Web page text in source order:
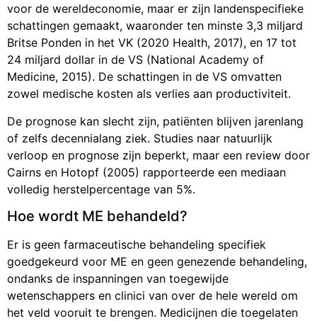
voor de wereldeconomie, maar er zijn landenspecifieke
schattingen gemaakt, waaronder ten minste 3,3 miljard
Britse Ponden in het VK (2020 Health, 2017), en 17 tot
24 miljard dollar in de VS (National Academy of
Medicine, 2015). De schattingen in de VS omvatten
zowel medische kosten als verlies aan productiviteit.
De prognose kan slecht zijn, patiënten blijven jarenlang
of zelfs decennialang ziek. Studies naar natuurlijk
verloop en prognose zijn beperkt, maar een review door
Cairns en Hotopf (2005) rapporteerde een mediaan
volledig herstelpercentage van 5%.
Hoe wordt ME behandeld?
Er is geen farmaceutische behandeling specifiek
goedgekeurd voor ME en geen genezende behandeling,
ondanks de inspanningen van toegewijde
wetenschappers en clinici van over de hele wereld om
het veld vooruit te brengen. Medicijnen die toegelaten